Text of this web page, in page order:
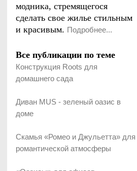
модника, стремящегося
сделать свое жилье стильным
и красивым. Подробнее...
Все публикации по теме
Конструкция Roots для
домашнего сада
Диван MUS - зеленый оазис в
доме
Скамья «Ромео и Джульетта» для
романтической атмосферы